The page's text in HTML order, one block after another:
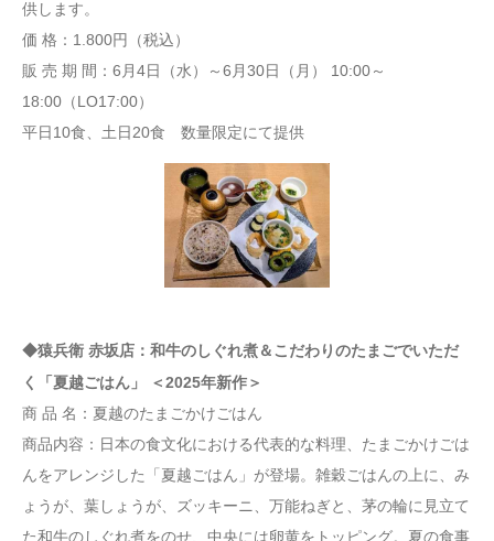
供します。
価 格：1.800円（税込）
販 売 期 間：6月4日（水）～6月30日（月） 10:00～
18:00（LO17:00）
平日10食、土日20食 数量限定にて提供
◆猿兵衛 赤坂店：和牛のしぐれ煮＆こだわりのたまごでいただ
く「夏越ごはん」 ＜2025年新作＞
商 品 名：夏越のたまごかけごはん
商品内容：日本の食文化における代表的な料理、たまごかけごは
んをアレンジした「夏越ごはん」が登場。雑穀ごはんの上に、み
ょうが、葉しょうが、ズッキーニ、万能ねぎと、茅の輪に見立て
た和牛のしぐれ煮をのせ、中央には卵黄をトッピング。夏の食事